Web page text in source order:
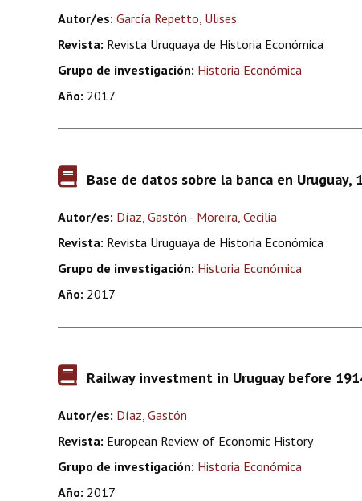
Autor/es: García Repetto, Ulises
Revista: Revista Uruguaya de Historia Económica
Grupo de investigación: Historia Económica
Año: 2017
Base de datos sobre la banca en
Autor/es: Díaz, Gastón - Moreira, Cecilia
Revista: Revista Uruguaya de Historia Económica
Grupo de investigación: Historia Económica
Año: 2017
Railway investment in Uruguay before
Autor/es: Díaz, Gastón
Revista: European Review of Economic History
Grupo de investigación: Historia Económica
Año: 2017